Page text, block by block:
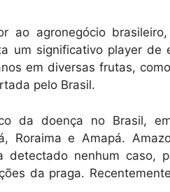
ao agronegócio
um significativo player de
em diversas frutas,
pelo Brasil.
da doença no Brasil,
Roraima e Amapá.
detectado nenhum caso,
da praga.